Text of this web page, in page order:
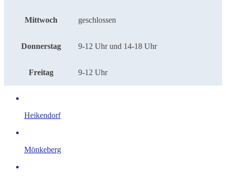
Mittwoch geschlossen
Donnerstag 9-12 Uhr und 14-18 Uhr
Freitag 9-12 Uhr
Heikendorf
Mönkeberg